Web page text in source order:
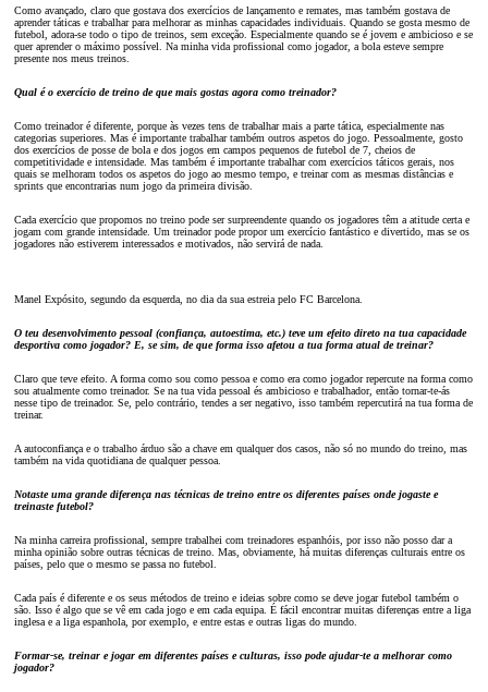
Como avançado, claro que gostava dos exercícios de lançamento e remates, mas também gostava de
aprender táticas e trabalhar para melhorar as minhas capacidades individuais. Quando se gosta mesmo de
futebol, adora-se todo o tipo de treinos, sem exceção. Especialmente quando se é jovem e ambicioso e se
quer aprender o máximo possível. Na minha vida profissional como jogador, a bola esteve sempre
presente nos meus treinos.
Qual é o exercício de treino de que mais gostas agora como treinador?
Como treinador é diferente, porque às vezes tens de trabalhar mais a parte tática, especialmente nas
categorias superiores. Mas é importante trabalhar também outros aspetos do jogo. Pessoalmente, gosto
dos exercícios de posse de bola e dos jogos em campos pequenos de futebol de 7, cheios de
competitividade e intensidade. Mas também é importante trabalhar com exercícios táticos gerais, nos
quais se melhoram todos os aspetos do jogo ao mesmo tempo, e treinar com as mesmas distâncias e
sprints que encontrarias num jogo da primeira divisão.
Cada exercício que propomos no treino pode ser surpreendente quando os jogadores têm a atitude certa e
jogam com grande intensidade. Um treinador pode propor um exercício fantástico e divertido, mas se os
jogadores não estiverem interessados e motivados, não servirá de nada.
Manel Expósito, segundo da esquerda, no dia da sua estreia pelo FC Barcelona.
O teu desenvolvimento pessoal (confiança, autoestima, etc.) teve um efeito direto na tua capacidade
desportiva como jogador? E, se sim, de que forma isso afetou a tua forma atual de treinar?
Claro que teve efeito. A forma como sou como pessoa e como era como jogador repercute na forma como
sou atualmente como treinador. Se na tua vida pessoal és ambicioso e trabalhador, então tornar-te-ás
nesse tipo de treinador. Se, pelo contrário, tendes a ser negativo, isso também repercutirá na tua forma de
treinar.
A autoconfiança e o trabalho árduo são a chave em qualquer dos casos, não só no mundo do treino, mas
também na vida quotidiana de qualquer pessoa.
Notaste uma grande diferença nas técnicas de treino entre os diferentes países onde jogaste e
treinaste futebol?
Na minha carreira profissional, sempre trabalhei com treinadores espanhóis, por isso não posso dar a
minha opinião sobre outras técnicas de treino. Mas, obviamente, há muitas diferenças culturais entre os
países, pelo que o mesmo se passa no futebol.
Cada país é diferente e os seus métodos de treino e ideias sobre como se deve jogar futebol também o
são. Isso é algo que se vê em cada jogo e em cada equipa. É fácil encontrar muitas diferenças entre a liga
inglesa e a liga espanhola, por exemplo, e entre estas e outras ligas do mundo.
Formar-se, treinar e jogar em diferentes países e culturas, isso pode ajudar-te a melhorar como
jogador?